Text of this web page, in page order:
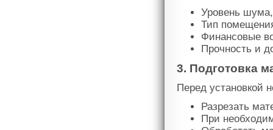
Уровень шума,
Тип
Финансовые
Прочность и
3. Подготовка
Перед установкой
Разрезать
При